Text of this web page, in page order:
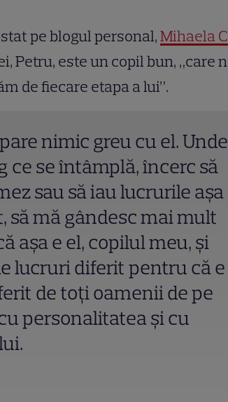
pe blogul personal,Mihaela
Petru, este un copil bun, „care
de fiecare etapa a lui”.
nimic greu cu el. Unde
ce se întâmplă, încerc să
sau să iau lucrurile așa
să mă gândesc mai mult
așa e el, copilul meu, și
lucruri diferit pentru că e
de toți oamenii de pe
personalitatea și cu